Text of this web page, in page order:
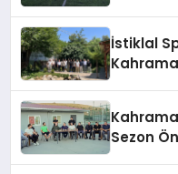
İstiklal
Sezon